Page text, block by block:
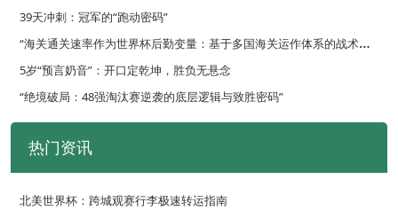
39天冲刺：冠军的“跑动密码”
“
海关通关速率作为世界杯后勤变量：基于多国海关运作体系的战术评估框架”
5岁“预言奶音”：开口定乾坤，胜负无悬念
“绝境破局：48强淘汰赛逆袭的底层逻辑与致胜密码”
热门资讯
北美世界杯：跨城观赛行李极速转运指南